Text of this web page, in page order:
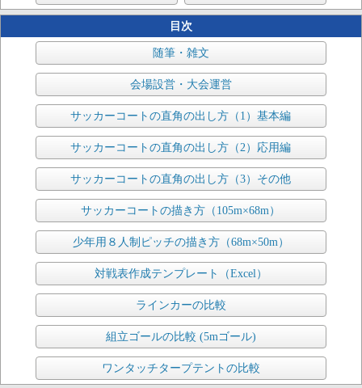
目次
随筆・雑文
会場設営・大会運営
サッカーコートの直角の出し方（1）基本編
サッカーコートの直角の出し方（2）応用編
サッカーコートの直角の出し方（3）その他
サッカーコートの描き方（105m×68m）
少年用８人制ピッチの描き方（68m×50m）
対戦表作成テンプレート（Excel）
ラインカーの比較
組立ゴールの比較 (5mゴール)
ワンタッチタープテントの比較